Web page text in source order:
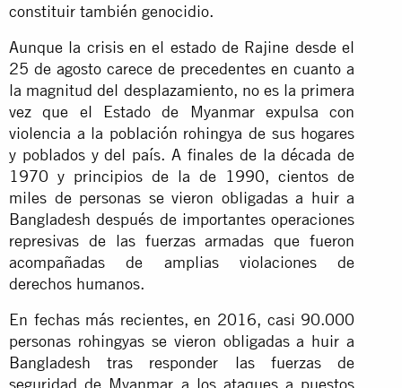
constituir también genocidio.
Aunque la crisis en el estado de Rajine desde el
25 de agosto carece de precedentes en cuanto a
la magnitud del desplazamiento, no es la primera
vez que el Estado de Myanmar expulsa con
violencia a la población rohingya de sus hogares
y poblados y del país. A finales de la década de
1970 y principios de la de 1990, cientos de
miles de personas se vieron obligadas a huir a
Bangladesh después de importantes operaciones
represivas de las fuerzas armadas que fueron
acompañadas de amplias violaciones de
derechos humanos.
En fechas más recientes, en 2016, casi 90.000
personas rohingyas se vieron obligadas a huir a
Bangladesh tras responder las fuerzas de
seguridad de Myanmar a los ataques a puestos